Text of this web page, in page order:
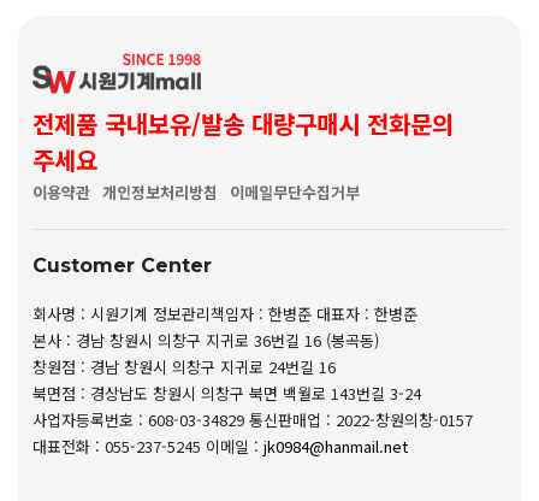
전제품 국내보유/발송 대량구매시 전화문의
주세요
이용약관 개인정보처리방침 이메일무단수집거부
Customer Center
회사명 : 시원기계 정보관리책임자 : 한병준 대표자 : 한병준
본사 : 경남 창원시 의창구 지귀로 36번길 16 (봉곡동)
창원점 : 경남 창원시 의창구 지귀로 24번길 16
북면점 : 경상남도 창원시 의창구 북면 백월로 143번길 3-24
사업자등록번호 : 608-03-34829 통신판매업 : 2022-창원의창-0157
대표전화 : 055-237-5245 이메일 : jk0984@hanmail.net